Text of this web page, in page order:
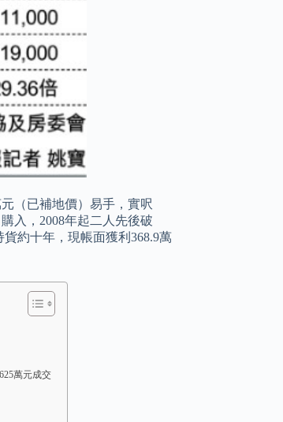
（已補地價）易手，實呎
入，2008年起二人先後破
約十年，現帳面獲利368.9萬
萬元成交